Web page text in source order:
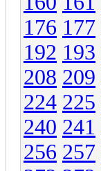
176 177
192 193
208 209
224 225
240 241
256 257